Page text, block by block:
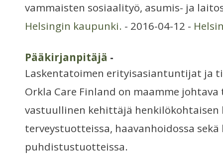
vammaisten sosiaalityö, asumis- ja
Helsingin kaupunki. - 2016-04-12 -
Pääkirjanpitäjä -
Laskentatoimen erityisasiantuntijat ja
Orkla Care Finland on maamme
vastuullinen kehittäjä henkilökohtaisen
terveystuotteissa, haavanhoidossa
puhdistustuotteissa.